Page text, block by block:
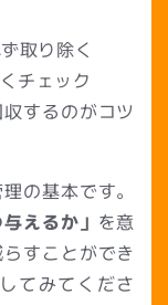
取り除く
チェック
するのがコツ
の基本です。
えるか」 を意
すことができ
てみてくださ